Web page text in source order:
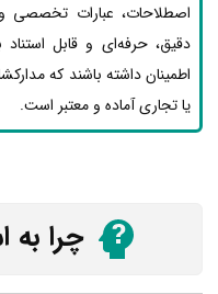
اصطلاحات، عبارات تخصصی
دقیق، حرفه‌ای و قابل استناد
اطمینان داشته باشند که
یا تجاری آماده و معتبر است.
چرا به